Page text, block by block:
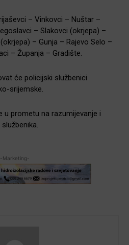
– Vinkovci – Nuštar –
– Slakovci (okrjepa) –
– Gunja – Rajevo Selo –
– Županja – Gradište.
će policijski službenici
srijemske.
u prometu na razumijevanje i
-Marketing-